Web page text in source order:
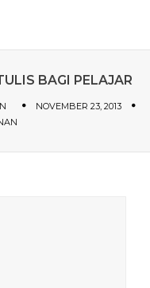
BAGI PELAJAR
NOVEMBER 23, 2013